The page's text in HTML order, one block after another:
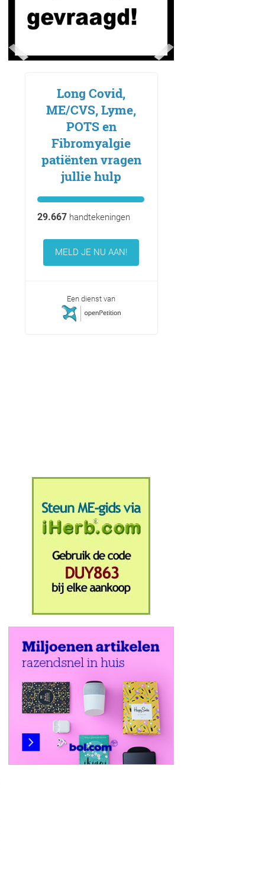
Long Covid,
ME/CVS, Lyme,
POTS en
Fibromyalgie
patiënten vragen
jullie hulp
29.667handtekeningen
MELD JE NU AAN!
Een dienst van